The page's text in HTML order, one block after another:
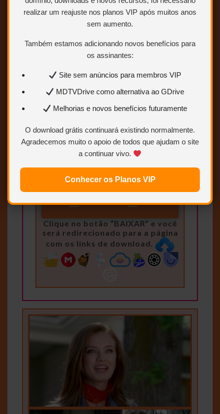
realizar um reajuste nos planos VIP após muitos anos
sem aumento.
Também estamos adicionando novos benefícios para
os assinantes:
Site sem anúncios para membros VIP
MDTVDrive como alternativa ao GDrive
Melhorias e novos benefícios futuramente
O download grátis continuará existindo normalmente.
Agradecemos muito o apoio de todos que ajudam o site
a continuar vivo.
Conhecer os Planos VIP
agora
Para saber como ser VIP ou
BAIXAR
Clique no botão “BAIXAR” e você
será redirecionado para a página
com os links de download.